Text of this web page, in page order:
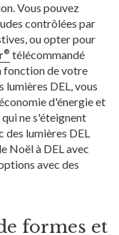
Vous pouvez
contrôlées par
ou opter pour
® télécommandé
fonction de votre
lumières DEL, vous
d'énergie et
ne s'éteignent
des lumières DEL
Noël à DEL avec
avec des
formes et